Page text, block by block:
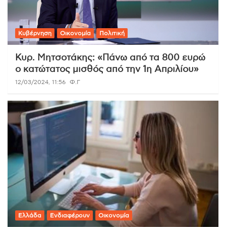
Κυβέρνηση Οικονομία Πολιτική
Κυρ. Μητσοτάκης: «Πάνω από τα 800 ευρώ
ο κατώτατος μισθός από την 1η Απριλίου»
12/03/2024, 11:56 Φ.Γ
Ελλάδα Ενδιαφέρουν Οικονομία